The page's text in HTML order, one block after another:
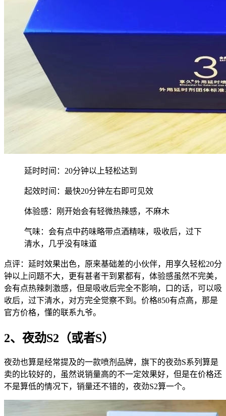
延时时间：20分钟以上轻松达到
起效时间：最快20分钟左右即可见效
体验感：刚开始会有轻微热辣感，不麻木
气味：会有点中药味略带点酒精味，吸收后，过下
清水，几乎没有味道
点评：延时效果出色，原来基础差的小伙伴，用享久轻松20分
钟以上问题不大，更有甚者干到累都有，体验感虽然不完美，
会有点热辣刺激感，但是吸收后完全不影响，口的话，可以吸
收后，过下清水，对方完全觉察不到。价格850有点高，那是
官方价格，懂的联系九爷。
2、夜劲S2（或者S）
夜劲也算是经常提及的一款喷剂品牌，旗下的夜劲S系列算是
卖的比较好的，虽然说销量高的不一定效果好，但是在价格还
不是算低的情况下，销量还不错的，夜劲S2算一个。